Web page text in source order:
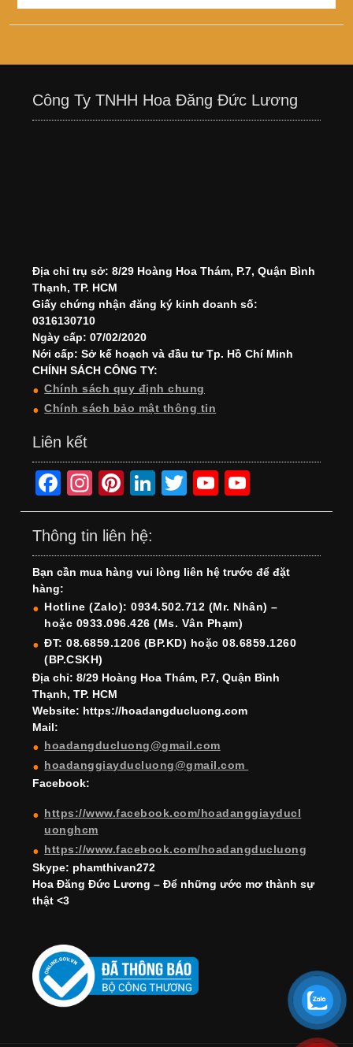
Công Ty TNHH Hoa Đăng Đức Lương
Địa chỉ trụ sở: 8/29 Hoàng Hoa Thám, P.7, Quận Bình
Thạnh, TP. HCM
Giấy chứng nhận đăng ký kinh doanh số:
0316130710
Ngày cấp: 07/02/2020
Nới cấp: Sở kế hoạch và đầu tư Tp. Hồ Chí Minh
CHÍNH SÁCH CÔNG TY:
Chính sách quy định chung
Chính sách bảo mật thông tin
Liên kết
F
a
c
e
b
o
o
k
In
st
a
gr
a
m
Pi
nt
er
e
st
Li
n
e
dI
n
T
wi
er
Y
o
T
u
b
e
o
T
u
b
e
h
Thông tin liên hệ:
Bạn cần mua hàng vui lòng liên hệ trước để đặt
hàng:
Hotline (Zalo): 0934.502.712 (Mr. Nhân) –
hoặc 0933.096.426 (Ms. Vân Phạm)
ĐT: 08.6859.1206 (BP.KD) hoặc 08.6859.1260
(BP.CSKH)
Địa chỉ: 8/29 Hoàng Hoa Thám, P.7, Quận Bình
Thạnh, TP. HCM
Website: https://hoadangducluong.com
Mail:
hoadangducluong@gmail.com
hoadanggiayducluong@gmail.com
Facebook:
https://www.facebook.com/hoadanggiayducl
uonghcm
https://www.facebook.com/hoadangducluong
Skype: phamthivan272
Hoa Đăng Đức Lương – Để những ước mơ thành sự
thật <3